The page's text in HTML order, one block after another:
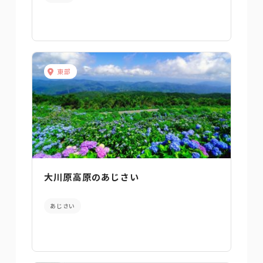
東部
大川原高原のあじさい
あじさい